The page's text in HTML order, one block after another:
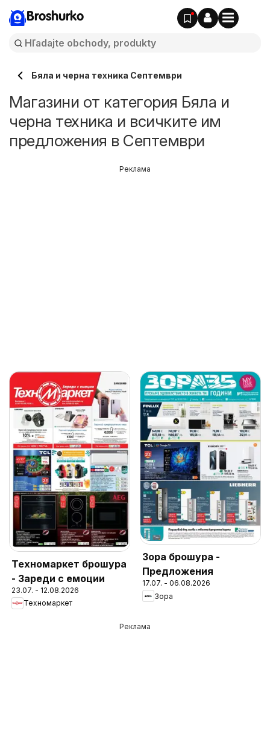
Broshurko
Бяла и черна техника Септември
Магазини от категория Бяла и
черна техника и всичките им
предложения в Септември
Техномаркет брошура
- Зареди с емоции
23.07. - 12.08.2026
Техномаркет
Зора брошура -
Предложения
17.07. - 06.08.2026
Зора
Реклама
Реклама